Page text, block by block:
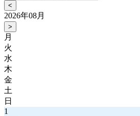
<
2026年08月
>
月
火
水
木
金
土
日
1